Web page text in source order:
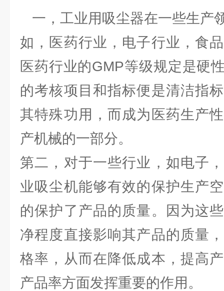
一，工业用吸尘器在一些生产
如，医药行业，电子行业，食
医药行业的GMP等级规定是硬
的考核项目和指标便是清洁指
其特殊功用，而成为医药生产
产机械的一部分。
第二，对于一些行业，如电子
业吸尘机能够有效的保护生产
的保护了产品的质量。因为这
净程度直接影响其产品的质量
格率，从而在降低成本，提高
产品率方面发挥重要的作用。